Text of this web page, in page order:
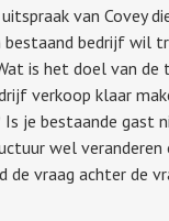
van Covey
bedrijf wil
is het doel van
verkoop klaar
je bestaande gast
wel
de vraag achter de